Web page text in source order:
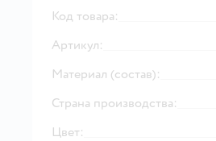
Код товара:
Артикул:
Материал (состав):
Страна производства:
Цвет: